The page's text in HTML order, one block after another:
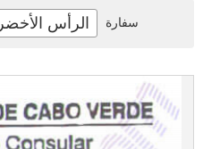
سفارة الرأس الأخضر